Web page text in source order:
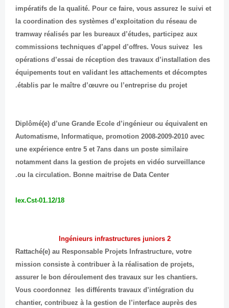
impératifs de la qualité. Pour ce faire, vous assurez le suivi et
la coordination des systèmes d’exploitation du réseau de
tramway réalisés par les bureaux d’études, participez aux
commissions techniques d’appel d’offres. Vous suivez les
opérations d’essai de réception des travaux d’installation des
équipements tout en validant les attachements et décomptes
établis par le maître d’œuvre ou l’entreprise du projet.
Diplômé(e) d’une Grande Ecole d’ingénieur ou équivalent en
Automatisme, Informatique, promotion 2008-2009-2010 avec
une expérience entre 5 et 7ans dans un poste similaire
notamment dans la gestion de projets en vidéo surveillance
ou la circulation. Bonne maitrise de Data Center.
Iex.Cst-01.12/18
2 Ingénieurs infrastructures juniors
Rattaché(e) au Responsable Projets Infrastructure, votre
mission consiste à contribuer à la réalisation de projets,
assurer le bon déroulement des travaux sur les chantiers.
Vous coordonnez les différents travaux d’intégration du
chantier, contribuez à la gestion de l’interface auprès des